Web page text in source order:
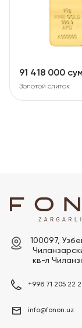
91 418 000 сум
Золотой слиток
100097,
кв-л
+998 71 205 22
info@fonon.uz